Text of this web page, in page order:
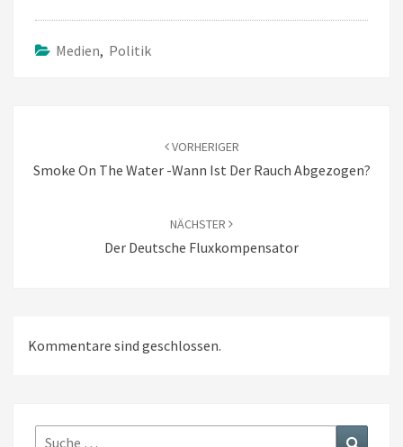
Medien, Politik
VORHERIGER
Smoke On The Water -wann Ist Der Rauch Abgezogen?
NÄCHSTER
Der Deutsche Fluxkompensator
Kommentare sind geschlossen.
Suche